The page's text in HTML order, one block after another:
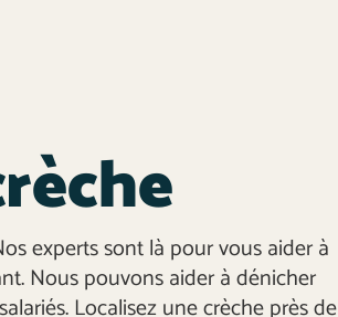
experts sont là pour vous aider à
Nous pouvons aider à dénicher
Localisez une crèche près de